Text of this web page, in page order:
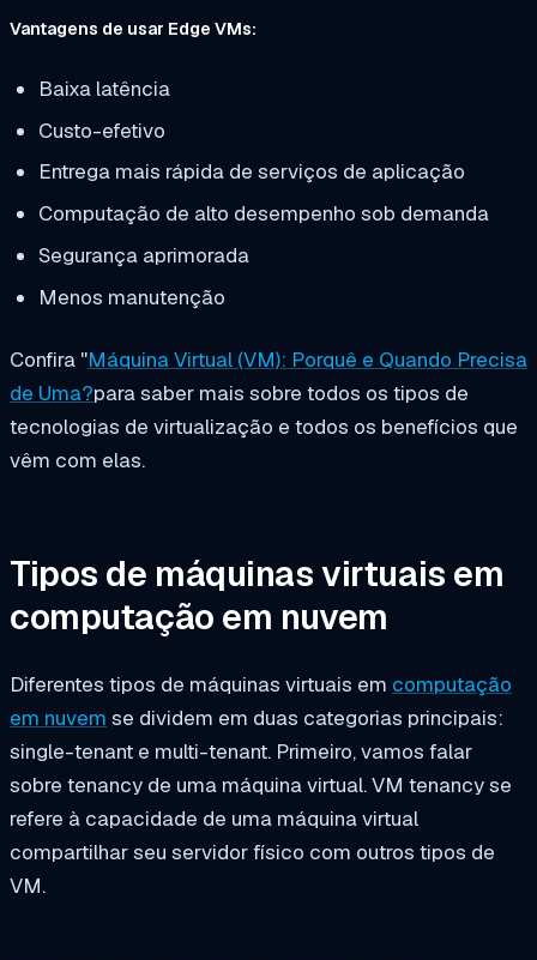
Vantagens de usar Edge VMs:
Baixa latência
Custo-efetivo
Entrega mais rápida de serviços de aplicação
Computação de alto desempenho sob demanda
Segurança aprimorada
Menos manutenção
Confira "Máquina Virtual (VM): Porquê e Quando Precisa
de Uma?para saber mais sobre todos os tipos de
tecnologias de virtualização e todos os benefícios que
vêm com elas.
Tipos de máquinas virtuais em
computação em nuvem
Diferentes tipos de máquinas virtuais em computação
em nuvem se dividem em duas categorias principais:
single-tenant e multi-tenant. Primeiro, vamos falar
sobre tenancy de uma máquina virtual. VM tenancy se
refere à capacidade de uma máquina virtual
compartilhar seu servidor físico com outros tipos de
VM.